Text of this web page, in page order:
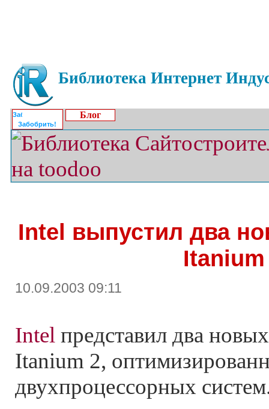
Библиотека Интернет
Забобрить!
Блог
Intel выпустил два
Itanium
10.09.2003 09:11
Intel представил два
Itanium 2,
двухпроцессорных